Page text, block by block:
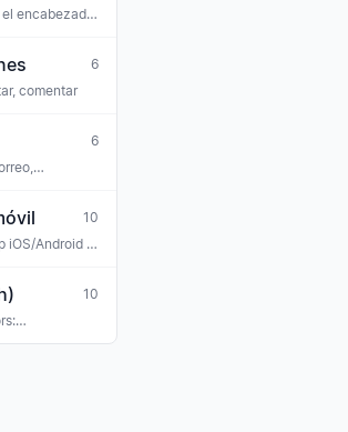
encabezado
6
comentar
6
10
iOS/Android (o
10